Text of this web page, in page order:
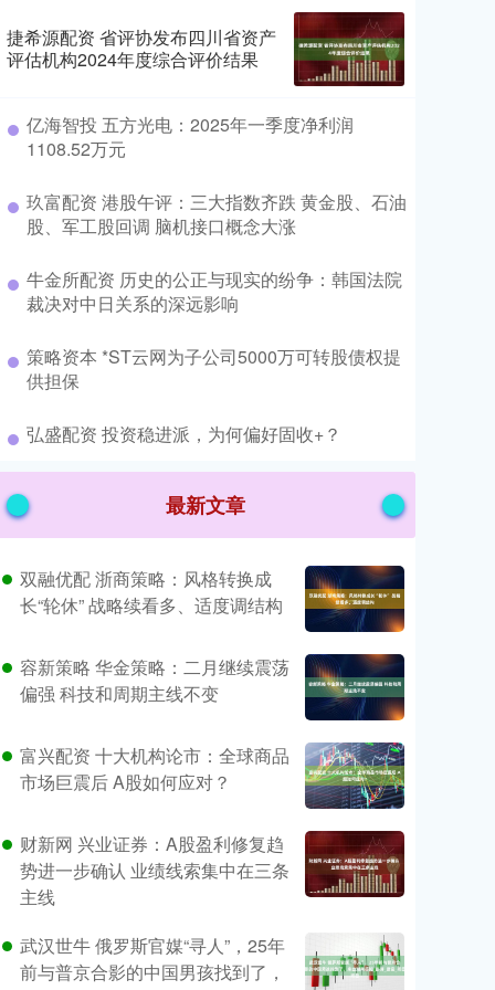
捷希源配资 省评协发布四川省资产
评估机构2024年度综合评价结果
​亿海智投 五方光电：2025年一季度净利润
1108.52万元
​玖富配资 港股午评：三大指数齐跌 黄金股、石油
股、军工股回调 脑机接口概念大涨
​牛金所配资 历史的公正与现实的纷争：韩国法院
裁决对中日关系的深远影响
​策略资本 *ST云网为子公司5000万可转股债权提
供担保
​弘盛配资 投资稳进派，为何偏好固收+？
最新文章
双融优配 浙商策略：风格转换成
长“轮休” 战略续看多、适度调结构
容新策略 华金策略：二月继续震荡
偏强 科技和周期主线不变
富兴配资 十大机构论市：全球商品
市场巨震后 A股如何应对？
财新网 兴业证券：A股盈利修复趋
势进一步确认 业绩线索集中在三条
主线
武汉世牛 俄罗斯官媒“寻人”，25年
前与普京合影的中国男孩找到了，